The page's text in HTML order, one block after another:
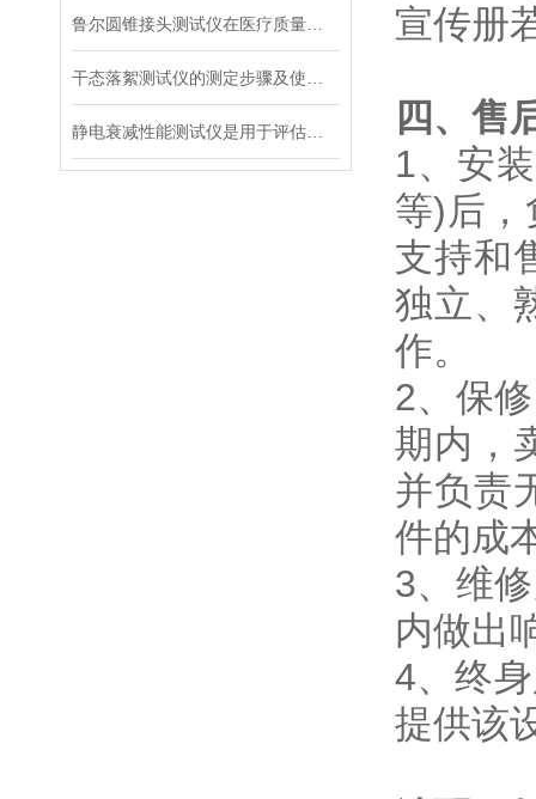
宣传册
四、售
1、安
等)后
支持和
独立、
作。
2、保
期内，
并负责
件的成
3、维
内做出
4、终
提供该